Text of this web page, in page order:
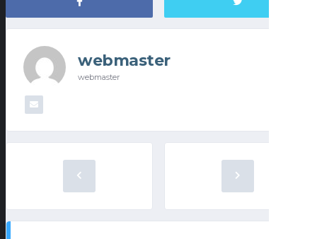
webmaster
webmaster